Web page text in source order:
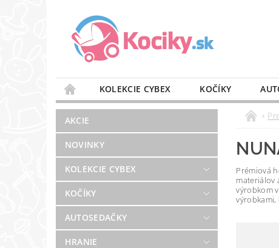
KOLEKCIE CYBEX KOČÍKY
STAROSTLIVOSŤ O VZDUCH
VÝBAVA DO
BLOG
PREDAJŇA KONTAKT
AKCIE
NOVINKY
KOLEKCIE CYBEX
KOČÍKY
AUTOSEDAČKY
HRANIE
Prémiová
materiálov
výrobkom
výrobkami,